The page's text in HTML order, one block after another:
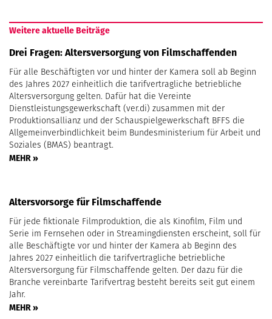
Weitere aktuelle Beiträge
Drei Fragen: Altersversorgung von Filmschaffenden
Für alle Beschäftigten vor und hinter der Kamera soll ab Beginn
des Jahres 2027 einheitlich die tarifvertragliche betriebliche
Altersversorgung gelten. Dafür hat die Vereinte
Dienstleistungsgewerkschaft (ver.di) zusammen mit der
Produktionsallianz und der Schauspielgewerkschaft BFFS die
Allgemeinverbindlichkeit beim Bundesministerium für Arbeit und
Soziales (BMAS) beantragt.
MEHR »
Altersvorsorge für Filmschaffende
Für jede fiktionale Filmproduktion, die als Kinofilm, Film und
Serie im Fernsehen oder in Streamingdiensten erscheint, soll für
alle Beschäftigte vor und hinter der Kamera ab Beginn des
Jahres 2027 einheitlich die tarifvertragliche betriebliche
Altersversorgung für Filmschaffende gelten. Der dazu für die
Branche vereinbarte Tarifvertrag besteht bereits seit gut einem
Jahr.
MEHR »